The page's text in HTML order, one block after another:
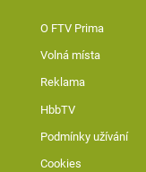
O FTV Prima
Volná místa
Reklama
HbbTV
Podmínky užívání
Cookies